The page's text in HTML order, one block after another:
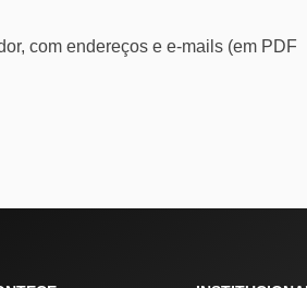
com endereços e e-mails (em PDF